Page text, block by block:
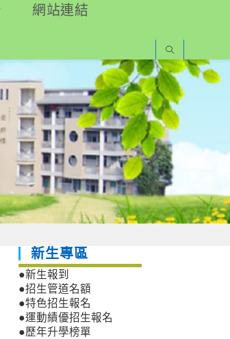
網站連結
新生專區
●新生報到
●招生管道名額
●特色招生報名
●運動績優招生報名
●歷年升學榜單